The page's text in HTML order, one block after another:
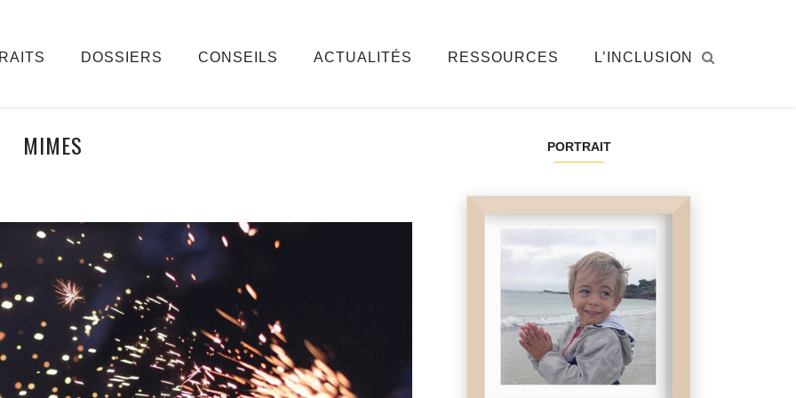
DOSSIERS CONSEILS ACTUALITÉS RESSOURCES L’INCLUSION
MIMES PORTRAIT